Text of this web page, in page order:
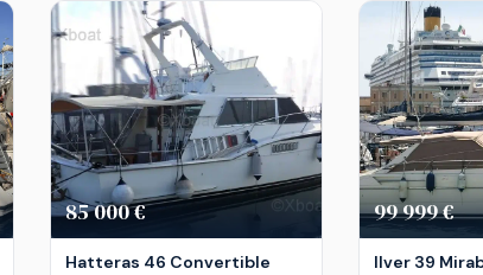
85 000 €
Hatteras 46 Convertible
99 999 €
Ilver 39